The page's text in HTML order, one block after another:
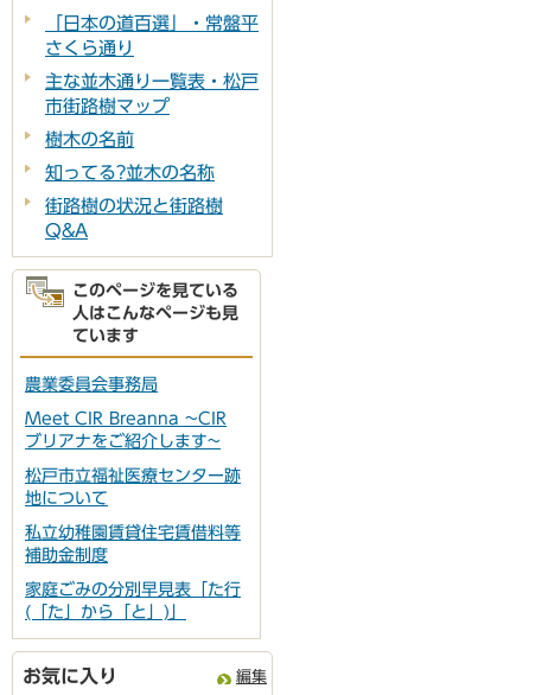
「日本の道百選」・常盤平
さくら通り
主な並木通り一覧表・松戸
市街路樹マップ
樹木の名前
知ってる?並木の名称
街路樹の状況と街路樹
Q&A
このページを見ている
人はこんなページも見
ています
農業委員会事務局
Meet CIR Breanna ~CIR
ブリアナをご紹介します~
松戸市立福祉医療センター跡
地について
私立幼稚園賃貸住宅賃借料等
補助金制度
家庭ごみの分別早見表「た行
(「た」から「と」)」
お気に入り 編集